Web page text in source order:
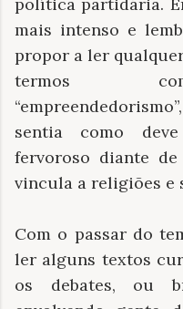
mais intenso e
propor a ler
termos
sentia como
fervoroso diante
vincula a religiões e
Com o passar do
ler alguns textos
os debates, ou